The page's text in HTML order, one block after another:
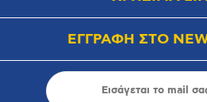
ΕΓΓΡΑΦΗ ΣΤΟ